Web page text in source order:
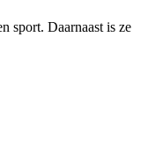
sport. Daarnaast is ze